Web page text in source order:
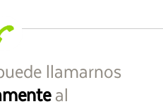
llamarnos
al